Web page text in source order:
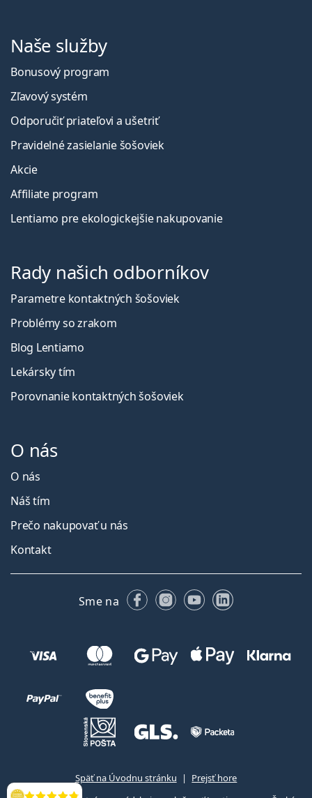
Naše služby
Bonusový program
Zľavový systém
Odporučiť priateľovi a ušetriť
Pravidelné zasielanie šošoviek
Akcie
Affiliate program
Lentiamo pre ekologickejšie nakupovanie
Rady našich odborníkov
Parametre kontaktných šošoviek
Problémy so zrakom
Blog Lentiamo
Lekársky tím
Porovnanie kontaktných šošoviek
O nás
O nás
Náš tím
Prečo nakupovať u nás
Kontakt
Sme na FacebookuInstagrame
YouTubeLinkedIn
Späť na Úvodnu stránku
Prejsť hore